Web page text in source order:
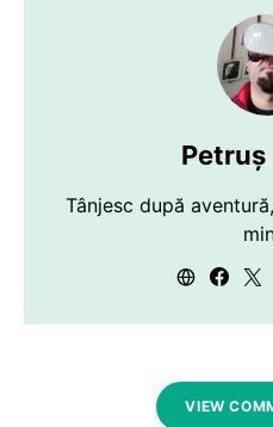
Petruș
Tânjesc după
VIEW